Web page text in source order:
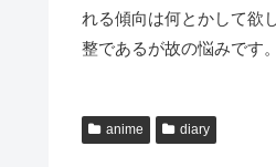
れる傾向は何とかして欲
整であるが故の悩みです。
anime diary